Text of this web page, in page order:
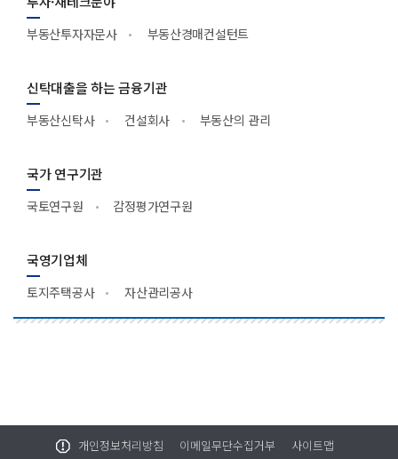
부동산투자자문사 부동산경매컨설턴트
신탁대출을 하는 금융기관
부동산신탁사 건설회사 부동산의 관리
국가 연구기관
국토연구원 감정평가연구원
국영기업체
토지주택공사 자산관리공사
개인정보처리방침 이메일무단수집거부 사이트맵